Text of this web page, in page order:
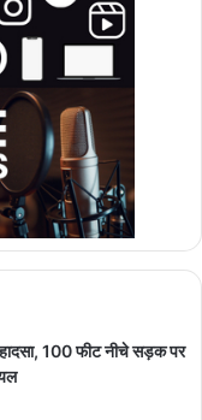
100 फीट नीचे सड़क पर